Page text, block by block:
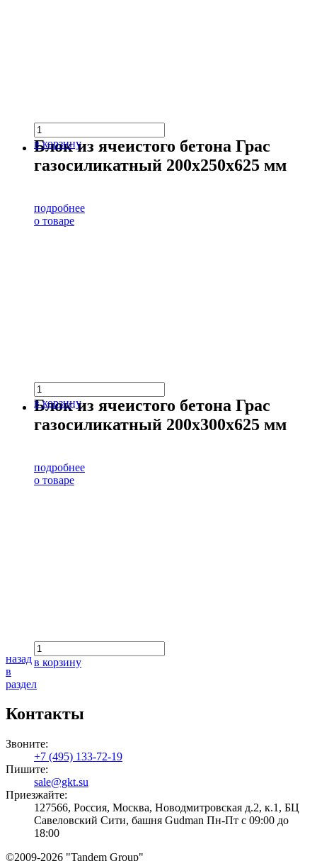
в корзину
Блок из ячеистого бетона Грас
газосиликатный 200х250х625 мм
подробнее
о товаре
в корзину
Блок из ячеистого бетона Грас
газосиликатный 200х300х625 мм
подробнее
о товаре
в корзину
назад
в
раздел
Контакты
Звоните:
+7 (495) 133-72-19
Пишите:
sale@gkt.su
Приезжайте:
127566, Россия, Москва, Новодмитровская д.2, к.1, БЦ
Савеловский Сити, башня Gudman Пн-Пт с 09:00 до
18:00
©2009-2026 "Tandem Group"